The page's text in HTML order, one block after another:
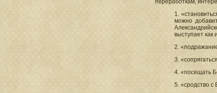
переработкам,
1.
можно
выступает как
2.
3.
4. «посещать
5. «сродство с